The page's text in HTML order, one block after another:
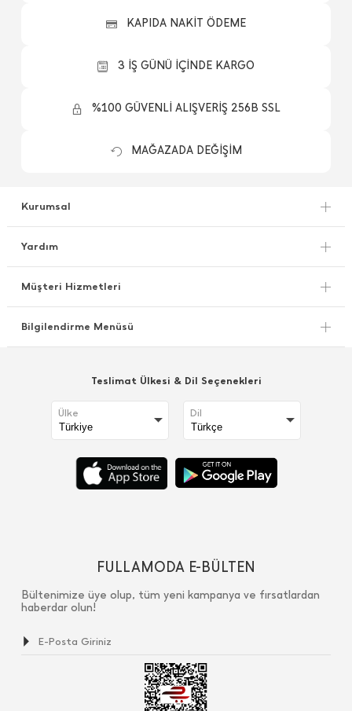
KAPIDA NAKİT ÖDEME
3 İŞ GÜNÜ İÇİNDE KARGO
%100 GÜVENLİ ALIŞVERİŞ 256B SSL
MAĞAZADA DEĞİŞİM
Kurumsal
Yardım
Müşteri Hizmetleri
Bilgilendirme Menüsü
Teslimat Ülkesi & Dil Seçenekleri
Ülke Dil
FULLAMODA E-BÜLTEN
Bültenimize üye olup, tüm yeni kampanya ve fırsatlardan
haberdar olun!